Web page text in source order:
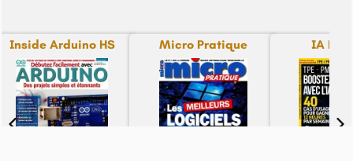
Inside Arduino HS Micro Pratique IA